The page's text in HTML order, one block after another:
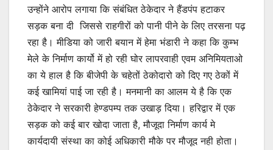
उन्होंने आरोप लगाया कि संबंधित ठेकेदार ने हैंडपंप हटाकर
सड़क बना दी जिससे राहगीरों को पानी पीने के लिए तरसना पढ़
रहा है। मीडिया को जारी बयान में हेमा भंडारी ने कहा कि कुम्भ
मेले के निर्माण कार्यो में हो रही घोर लापरवाही एवम अनिमियताओ
का ये हाल है कि बीजेपी के चहेतों ठेकोदारो को दिए गए ठेकों में
कई खामियां पाई जा रही है। मनमानी का आलम ये है कि एक
ठेकेदार ने सरकारी हेण्डपम्प तक उखाड़ दिया। हरिद्वार में एक
सड़क को कई बार खोदा जाता है, मौजूदा निर्माण कार्य मे
कार्यदायी संस्था का कोई अधिकारी मौके पर मौजूद नही होता।